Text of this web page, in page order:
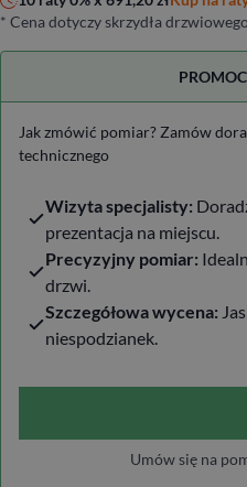
* Cena dotyczy skrzydła
Jak zmówić pomiar? Zamów
technicznego
Wizyta specjalisty:
prezentacja na miejscu.
Precyzyjny pomiar:
drzwi.
Szczegółowa wycena:
niespodzianek.
Umów się na